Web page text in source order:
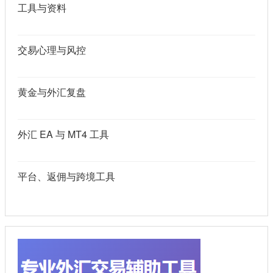
工具与资料
交易心理与风控
黄金与外汇复盘
外汇 EA 与 MT4 工具
平台、返佣与跨境工具